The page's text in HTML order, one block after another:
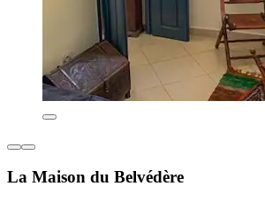
La Maison du Belvédère